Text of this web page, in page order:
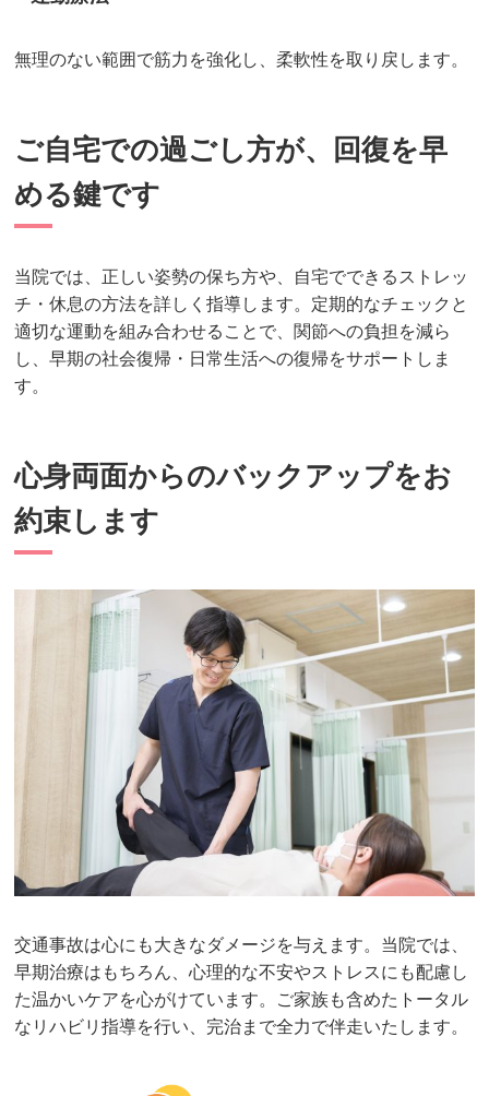
無理のない範囲で筋力を強化し、柔軟性を取り戻します。
ご自宅での過ごし方が、回復を早
める鍵です
当院では、正しい姿勢の保ち方や、自宅でできるストレッ
チ・休息の方法を詳しく指導します。定期的なチェックと
適切な運動を組み合わせることで、関節への負担を減ら
し、早期の社会復帰・日常生活への復帰をサポートしま
す。
心身両面からのバックアップをお
約束します
交通事故は心にも大きなダメージを与えます。当院では、
早期治療はもちろん、心理的な不安やストレスにも配慮し
た温かいケアを心がけています。ご家族も含めたトータル
なリハビリ指導を行い、完治まで全力で伴走いたします。